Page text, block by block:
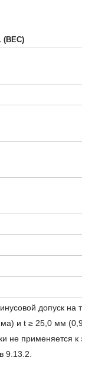
(ВЕС)
допуск на
и t ≥ 25,0 мм (0,984
не применяется к
9.13.2.